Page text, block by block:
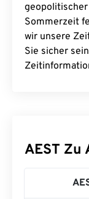
Sommerzeit
wir unsere
Sie sicher
AEST Zu